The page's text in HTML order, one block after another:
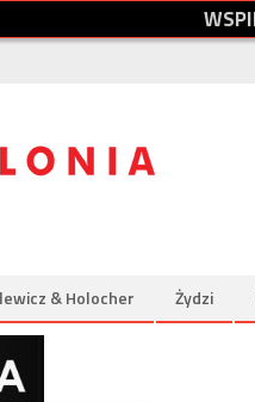
WSPI
& Holocher Żydzi